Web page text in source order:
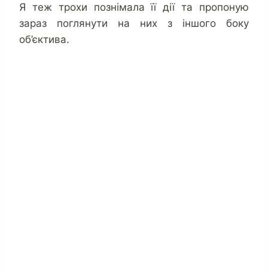
Я теж трохи познімала її дії та пропоную
зараз поглянути на них з іншого боку
об’єктива.